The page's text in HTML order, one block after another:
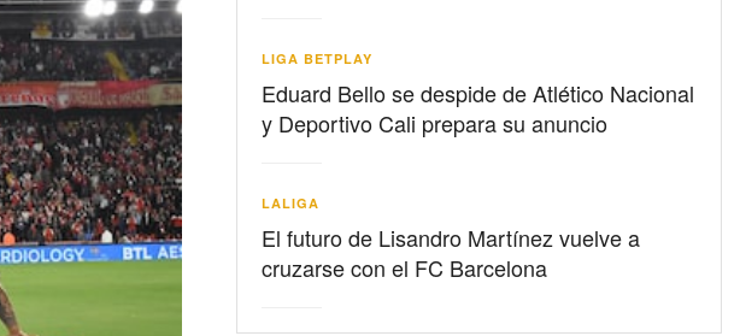
LIGA BETPLAY
Eduard Bello se despide de Atlético Nacional
y Deportivo Cali prepara su anuncio
LALIGA
El futuro de Lisandro Martínez vuelve a
cruzarse con el FC Barcelona